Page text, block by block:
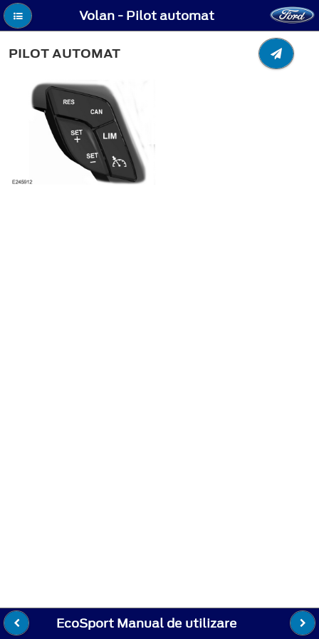
Volan - Pilot automat
PILOT AUTOMAT
EcoSport Manual de utilizare